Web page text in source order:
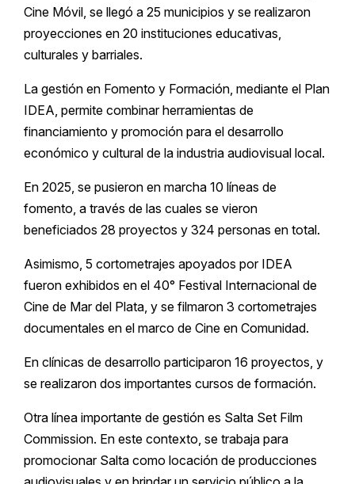
Cine Móvil, se llegó a 25 municipios y se realizaron
proyecciones en 20 instituciones educativas,
culturales y barriales.
La gestión en Fomento y Formación, mediante el Plan
IDEA, permite combinar herramientas de
financiamiento y promoción para el desarrollo
económico y cultural de la industria audiovisual local.
En 2025, se pusieron en marcha 10 líneas de
fomento, a través de las cuales se vieron
beneficiados 28 proyectos y 324 personas en total.
Asimismo, 5 cortometrajes apoyados por IDEA
fueron exhibidos en el 40° Festival Internacional de
Cine de Mar del Plata, y se filmaron 3 cortometrajes
documentales en el marco de Cine en Comunidad.
En clínicas de desarrollo participaron 16 proyectos, y
se realizaron dos importantes cursos de formación.
Otra línea importante de gestión es Salta Set Film
Commission. En este contexto, se trabaja para
promocionar Salta como locación de producciones